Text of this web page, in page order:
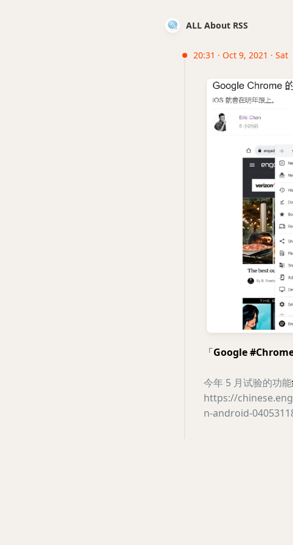
ALL About RSS
20:31 · Oct 9, 2021 · Sat
「Google
今年 5 月试验的功能
https://
n-android-